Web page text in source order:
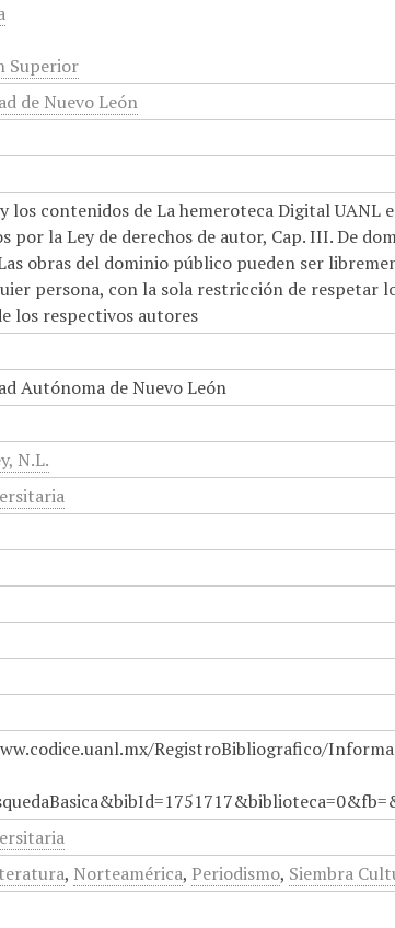
Superior
de Nuevo León
los contenidos de La hemeroteca Digital UANL
por la Ley de derechos de autor, Cap. III. De
obras del dominio público pueden ser
persona, con la sola restricción de respetar
los respectivos autores
Autónoma de Nuevo León
N.L.
RegistroBibliografico/
, Norteamérica, Periodismo, Siembra